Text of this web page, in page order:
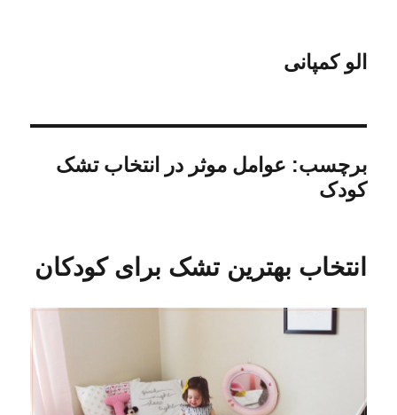
الو کمپانی
برچسب: عوامل موثر در انتخاب تشک
کودک
انتخاب بهترین تشک برای کودکان